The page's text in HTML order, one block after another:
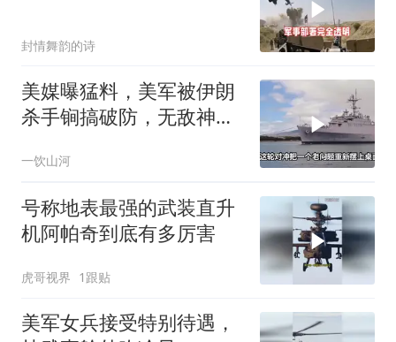
封情舞韵的诗
美媒曝猛料，美军被伊朗
杀手锏搞破防，无敌神话
一饮山河
号称地表最强的武装直升
机阿帕奇到底有多厉害
虎哥视界 1跟贴
美军女兵接受特别待遇，